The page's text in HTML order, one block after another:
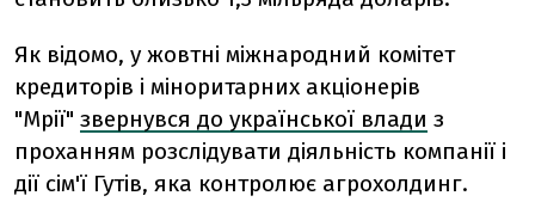
Як відомо, у жовтні міжнародний комітет
кредиторів і міноритарних акціонерів
"Мрії" звернувся до української влади з
проханням розслідувати діяльність компанії і
дії сім'ї Гутів, яка контролює агрохолдинг.